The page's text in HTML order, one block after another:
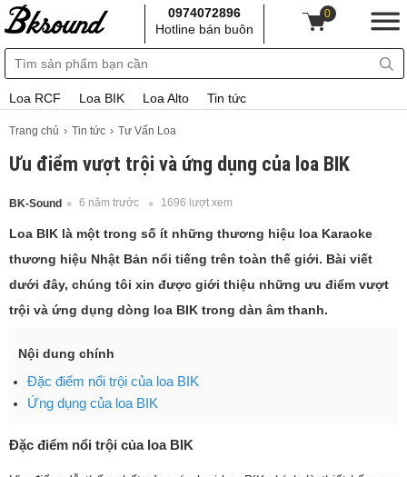
0974072896
Hotline bán buôn
0
Loa RCF Loa BIK Loa Alto Tin tức
Trang chủ Tin tức Tư Vấn Loa
Ưu điểm vượt trội và ứng dụng của loa BIK
BK-Sound 6 năm trước 1696 lượt xem
Loa BIK là một trong số ít những thương hiệu loa Karaoke
thương hiệu Nhật Bản nổi tiếng trên toàn thế giới. Bài viết
dưới đây, chúng tôi xin được giới thiệu những ưu điểm vượt
trội và ứng dụng dòng loa BIK trong dàn âm thanh.
Nội dung chính
Đặc điểm nổi trội của loa BIK
Ứng dụng của loa BIK
Đặc điểm nổi trội của loa BIK